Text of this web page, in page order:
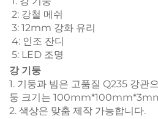
2: 강철 메쉬
3: 12mm 강화 유리
4: 인조 잔디
5: LED 조명
강 기둥
1. 기둥과 빔은 고품질 Q235 강관
둥 크기는
2. 색상은 맞춤 제작 가능합니다.